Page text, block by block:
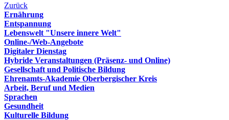
Zurück
Ernährung
Entspannung
Lebenswelt "Unsere innere Welt"
Online-/Web-Angebote
Digitaler Dienstag
Hybride Veranstaltungen (Präsenz- und Online)
Gesellschaft und Politische Bildung
Ehrenamts-Akademie Oberbergischer Kreis
Arbeit, Beruf und Medien
Sprachen
Gesundheit
Kulturelle Bildung